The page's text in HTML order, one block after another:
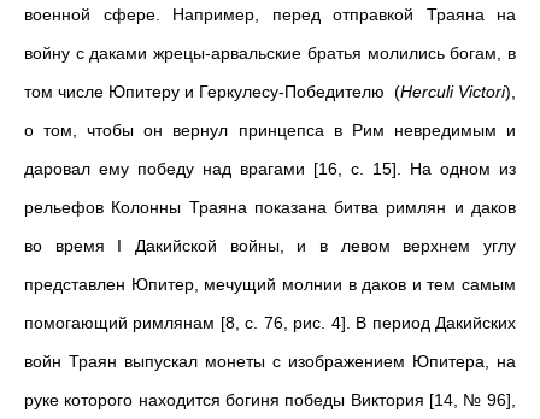
военной сфере. Например, перед отправкой Траяна на
войну с даками жрецы-арвальские братья молились богам, в
том числе Юпитеру и Геркулесу-Победителю (HerculiVictori),
о том, чтобы он вернул принцепса в Рим невредимым и
даровал ему победу над врагами [16, с. 15]. На одном из
рельефов Колонны Траяна показана битва римлян и даков
во время I Дакийской войны, и в левом верхнем углу
представлен Юпитер, мечущий молнии в даков и тем самым
помогающий римлянам [8, с. 76, рис. 4]. В период Дакийских
войн Траян выпускал монеты с изображением Юпитера, на
руке которого находится богиня победы Виктория [14, № 96],